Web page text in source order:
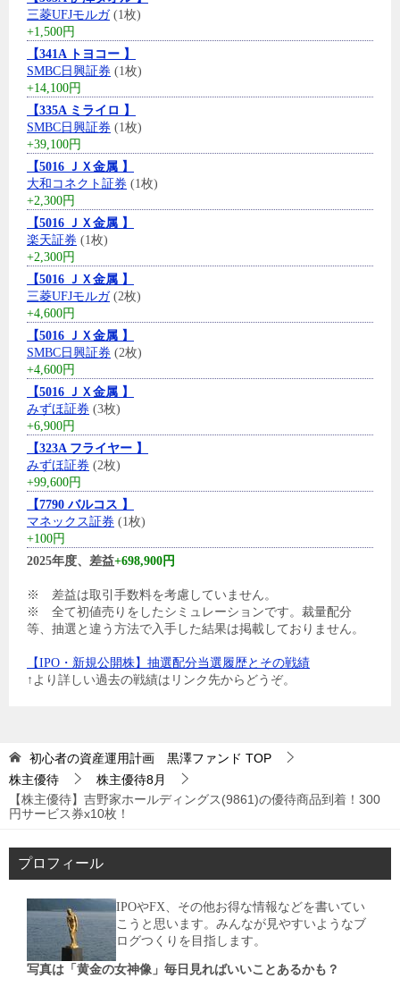
三菱UFJモルガ(1枚)
+1,500円
【341A トヨコー 】
SMBC日興証券 (1枚)
+14,100円
【335A ミライロ 】
SMBC日興証券 (1枚)
+39,100円
【5016 ＪＸ金属 】
大和コネクト証券 (1枚)
+2,300円
【5016 ＪＸ金属 】
楽天証券 (1枚)
+2,300円
【5016 ＪＸ金属 】
三菱UFJモルガ(2枚)
+4,600円
【5016 ＪＸ金属 】
SMBC日興証券 (2枚)
+4,600円
【5016 ＪＸ金属 】
みずほ証券 (3枚)
+6,900円
【323A フライヤー 】
みずほ証券 (2枚)
+99,600円
【7790 バルコス 】
マネックス証券 (1枚)
+100円
2025年度、差益+698,900円
※ 差益は取引手数料を考慮していません。
※ 全て初値売りをしたシミュレーションです。裁量配分
等、抽選と違う方法で入手した結果は掲載しておりません。
【IPO・新規公開株】抽選配分当選履歴とその戦績
↑より詳しい過去の戦績はリンク先からどうぞ。
初心者の資産運用計画 黒澤ファンド TOP
株主優待
株主優待8月
【株主優待】吉野家ホールディングス(9861)の優待商品到着！300
円サービス券x10枚！
プロフィール
IPOやFX、その他お得な情報などを書いてい
こうと思います。みんなが見やすいようなブ
ログつくりを目指します。
写真は「黄金の女神像」毎日見ればいいことあるかも？